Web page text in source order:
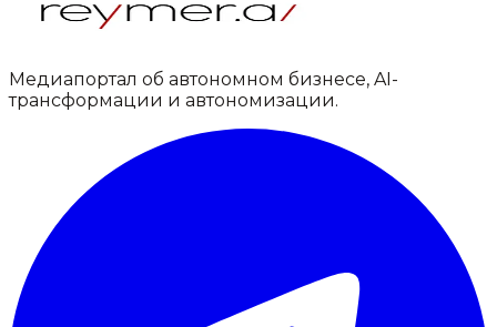
Медиапортал об автономном бизнесе, AI-
трансформации и автономизации.